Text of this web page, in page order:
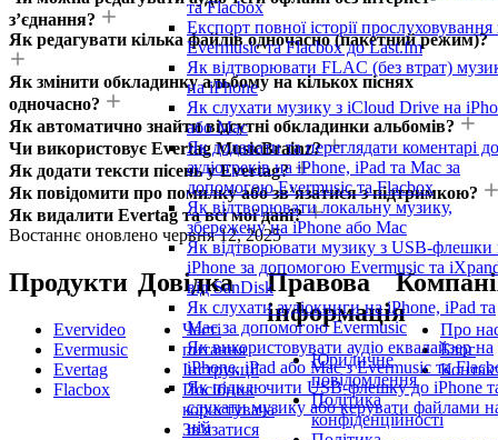
та Flacbox
Експорт повної історії прослуховування
Evermusic та Flacbox до Last.fm
Як відтворювати FLAC (без втрат)
на iPhone
Як слухати музику з iCloud Drive на
або Mac
Як додавати та переглядати коментарі до
аудіотреків на iPhone, iPad та Mac за
допомогою Evermusic та Flacbox
Як відтворювати локальну музику,
збережену на iPhone або Mac
Як відтворювати музику з USB-флешки
iPhone за допомогою Evermusic та
від SanDisk
Як слухати аудіокниги на iPhone, iPad та
Mac за допомогою Evermusic
Як використовувати аудіо еквалайзер на
iPhone, iPad або Mac з Evermusic та
Як підключити USB-флешку до iPhone
слухати музику або керувати файлами
ній
з’єднання?
Як редагувати кілька файлів одночасно (пакетний режим)?
Як змінити обкладинку альбому на кількох піснях
одночасно?
Як автоматично знайти відсутні обкладинки альбомів?
Чи використовує Evertag MusicBrainz?
Як додати тексти пісень у Evertag?
Як повідомити про помилку або зв’язатися з підтримкою?
Як видалити Evertag та всі мої дані?
Востаннє оновлено червня 12, 2025
Продукти
Evervideo
Evermusic
Evertag
Flacbox
Довідка
Часті
питання
Інструкції
Посібник
користувача
Зв'язатися
Правова
інформація
Юридичне
повідомлення
Політика
конфіденційності
Про
Блог